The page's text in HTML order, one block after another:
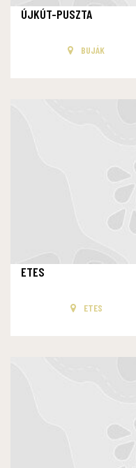
ÚJKÚT-PUSZTA
BUJÁK
ETES
ETES